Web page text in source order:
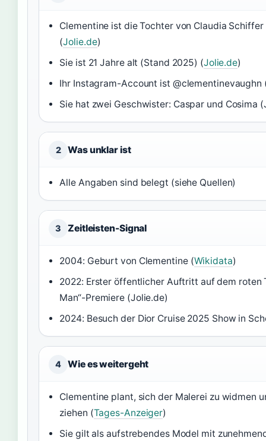
Clementine ist die Tochter von Claudia
(Jolie.de)
Sie ist 21 Jahre alt (Stand 2025) (Jolie.de)
Ihr Instagram-Account ist @clementinevaughn
Sie hat zwei Geschwister: Caspar und Cosima
2 Was unklar ist
Alle Angaben sind belegt (siehe Quellen)
3 Zeitleisten-Signal
2004: Geburt von Clementine (Wikidata)
2022: Erster öffentlicher Auftritt auf dem roten
Man“-Premiere (Jolie.de)
2024: Besuch der Dior Cruise 2025 Show in
4 Wie es weitergeht
Clementine plant, sich der Malerei zu widmen
ziehen (Tages-Anzeiger)
Sie gilt als aufstrebendes Model mit